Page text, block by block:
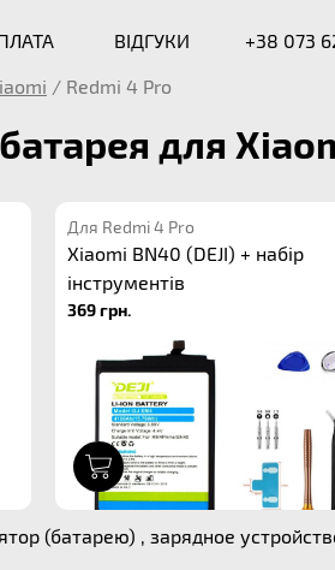
ВІДГУКИ +38 073
/ Redmi 4 Pro
для
Для Redmi 4 Pro
Xiaomi BN40 (DEJI) + набір
інструментів
369 грн.
(батарею) , зарядное